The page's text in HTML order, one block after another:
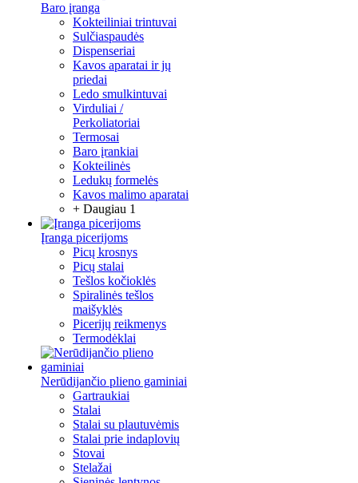
Baro įranga
Kokteiliniai trintuvai
Sulčiaspaudės
Dispenseriai
Kavos aparatai ir jų
priedai
Ledo smulkintuvai
Virduliai /
Perkoliatoriai
Termosai
Baro įrankiai
Kokteilinės
Ledukų formelės
Kavos malimo aparatai
+ Daugiau 1
Įranga picerijoms
Picų krosnys
Picų stalai
Tešlos kočioklės
Spiralinės tešlos
maišyklės
Picerijų reikmenys
Termodėklai
Nerūdijančio plieno gaminiai
Gartraukiai
Stalai
Stalai su plautuvėmis
Stalai prie indaplovių
Stovai
Stelažai